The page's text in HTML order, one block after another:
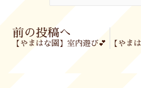
Prev
前の投稿へ
【やまはな園】室内遊び💕